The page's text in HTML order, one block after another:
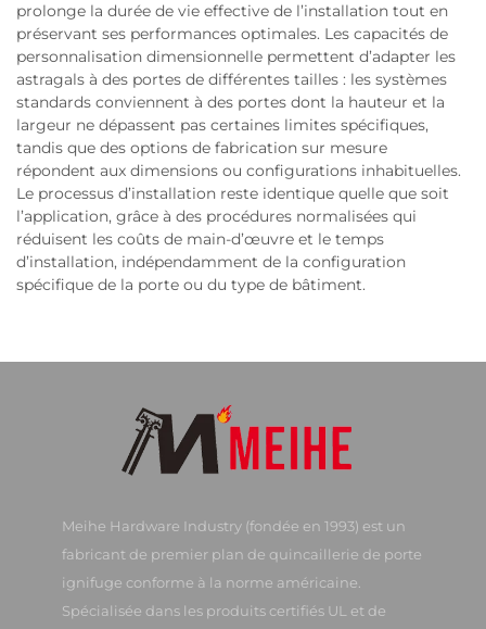
prolonge la durée de vie effective de l’installation tout en
préservant ses performances optimales. Les capacités de
personnalisation dimensionnelle permettent d’adapter les
astragals à des portes de différentes tailles : les systèmes
standards conviennent à des portes dont la hauteur et la
largeur ne dépassent pas certaines limites spécifiques,
tandis que des options de fabrication sur mesure
répondent aux dimensions ou configurations inhabituelles.
Le processus d’installation reste identique quelle que soit
l’application, grâce à des procédures normalisées qui
réduisent les coûts de main-d’œuvre et le temps
d’installation, indépendamment de la configuration
spécifique de la porte ou du type de bâtiment.
Meihe Hardware Industry (fondée en 1993) est un
fabricant de premier plan de quincaillerie de porte
ignifuge conforme à la norme américaine.
Spécialisée dans les produits certifiés UL et de